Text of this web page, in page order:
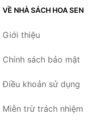
VỀ NHÀ SÁCH HOA SEN
Giới thiệu
Chính sách bảo mật
Điều khoản sử dụng
Miễn trừ trách nhiệm